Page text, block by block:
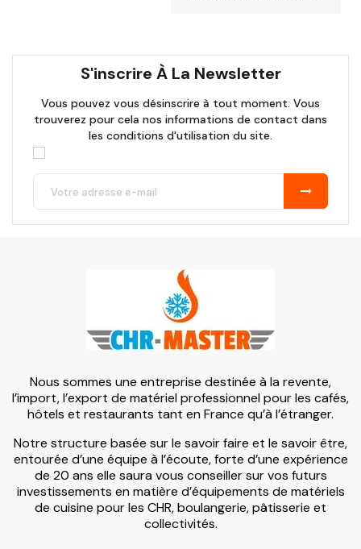
S'inscrire À La Newsletter
Vous pouvez vous désinscrire à tout moment. Vous
trouverez pour cela nos informations de contact dans
les conditions d'utilisation du site.
Nous sommes une entreprise destinée à la revente,
l’import, l’export de matériel professionnel pour les cafés,
hôtels et restaurants tant en France qu’à l’étranger.
Notre structure basée sur le savoir faire et le savoir être,
entourée d’une équipe à l’écoute, forte d’une expérience
de 20 ans elle saura vous conseiller sur vos futurs
investissements en matière d’équipements de matériels
de cuisine pour les CHR, boulangerie, pâtisserie et
collectivités.